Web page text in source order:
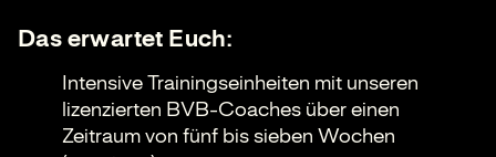
Das erwartet Euch:
Intensive Trainingseinheiten mit unseren
lizenzierten BVB-Coaches über einen
Zeitraum von fünf bis sieben Wochen